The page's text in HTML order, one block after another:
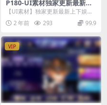
P180-UI素材独家更新最新上
下娱乐全套ui图适用多套850,
【UI素材】独家更新最新上下娱乐
全套ui图，适用多套850，325等娱
乐换皮 这...
2 年前 293 99.9
VIP